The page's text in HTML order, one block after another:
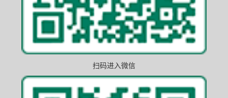
扫码进入微信